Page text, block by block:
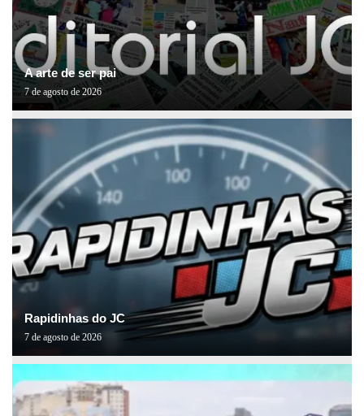
A arte de ser pai
7 de agosto de 2026
Rapidinhas do JC
7 de agosto de 2026